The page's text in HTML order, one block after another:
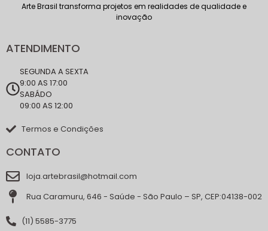
Arte Brasil transforma projetos em realidades de qualidade e
inovação
ATENDIMENTO
SEGUNDA A SEXTA
9:00 AS 17:00
SABÁDO
09:00 AS 12:00
Termos e Condições
CONTATO
loja.artebrasil@hotmail.com
Rua Caramuru, 646 - Saúde - São Paulo – SP, CEP:04138-002
(11) 5585-3775